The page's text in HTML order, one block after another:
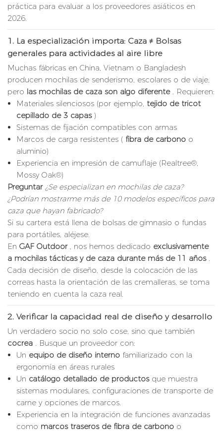
práctica para evaluar a los proveedores asiáticos en
2026.
1. La especialización importa: Caza ≠ Bolsas
generales para actividades al aire libre
Muchas fábricas en China, Vietnam o Bangladesh
producen mochilas de senderismo, escolares o de viaje,
pero las mochilas de caza son algo diferente. Requieren:
Materiales silenciosos (por ejemplo, tejido de tricot
cepillado de 3 capas)
Sistemas de fijación compatibles con armas
Marcos de carga resistentes ( fibra de carbono o
aluminio)
Experiencia en impresión de camuflaje (Realtree®,
Mossy Oak®)
Preguntar ¿Se especializan en mochilas de caza?
¿Podrían mostrarme más de 10 modelos específicos para
caza que hayan fabricado?
Si su cartera está llena de bolsas de gimnasio o fundas
para portátiles, aléjese.
En GAF Outdoor, nos hemos dedicado exclusivamente
a mochilas tácticas y de caza durante más de 11 años.
Cada decisión de diseño, desde la colocación de las
correas hasta la orientación de las cremalleras, se toma
teniendo en cuenta la caza real.
2. Verificar la capacidad real de diseño y desarrollo
Un verdadero socio no solo cose, sino que también
cocrea . Busque un proveedor con:
Un equipo de diseño interno familiarizado con la
ergonomía en áreas rurales
Un catálogo detallado de productosque muestra
sistemas modulares, configuraciones de transporte de
carne y opciones de marcos.
Experiencia en la integración de funciones avanzadas
como marcos traseros de fibra de carbono o